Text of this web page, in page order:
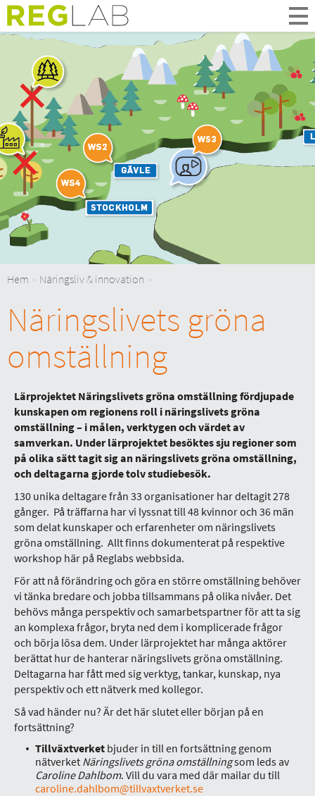
Om Oss
Digitala möten
Medlemmar och partner
Styrelsen
Kontakt
In English
Hem Näringsliv & innovation
Näringslivets gröna
omställning
Lärprojektet Näringslivets gröna omställning fördjupade
kunskapen om regionens roll i näringslivets gröna
omställning – i målen, verktygen och värdet av
samverkan. Under lärprojektet besöktes sju regioner som
på olika sätt tagit sig an näringslivets gröna omställning,
och deltagarna gjorde tolv studiebesök.
130 unika deltagare från 33 organisationer har deltagit 278
gånger. På träffarna har vi lyssnat till 48 kvinnor och 36 män
som delat kunskaper och erfarenheter om näringslivets
gröna omställning. Allt finns dokumenterat på respektive
workshop här på Reglabs webbsida.
För att nå förändring och göra en större omställning behöver
vi tänka bredare och jobba tillsammans på olika nivåer. Det
behövs många perspektiv och samarbetspartner för att ta sig
an komplexa frågor, bryta ned dem i komplicerade frågor
och börja lösa dem. Under lärprojektet har många aktörer
berättat hur de hanterar näringslivets gröna omställning.
Deltagarna har fått med sig verktyg, tankar, kunskap, nya
perspektiv och ett nätverk med kollegor.
Så vad händer nu? Är det här slutet eller början på en
fortsättning?
Tillväxtverket bjuder in till en fortsättning genom
nätverket Näringslivets gröna omställningsom leds av
Caroline Dahlbom. Vill du vara med där mailar du till
caroline.dahlbom@tillvaxtverket.se